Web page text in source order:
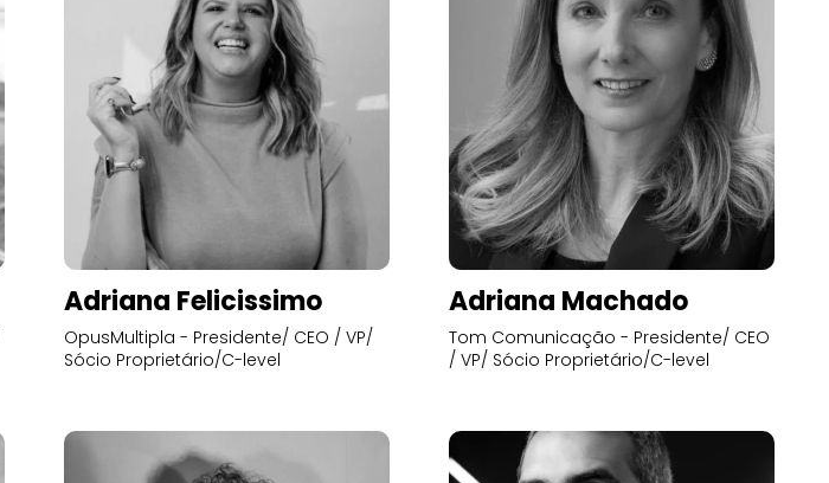
Adriana Felicissimo
OpusMultipla - Presidente/ CEO / VP/
Sócio Proprietário/C-level
Adriana Machado
Tom Comunicação - Presidente/ CEO
/ VP/ Sócio Proprietário/C-level